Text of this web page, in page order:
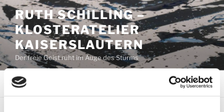
Zum
Inhalt
springen
RUTH SCHILLING –
KLOSTERATELIER
KAISERSLAUTERN
Der freie Geist ruht im Auge des Sturms